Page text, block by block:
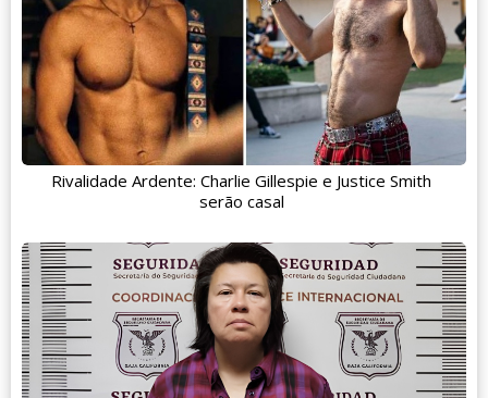
Rivalidade Ardente: Charlie Gillespie e Justice Smith
serão casal